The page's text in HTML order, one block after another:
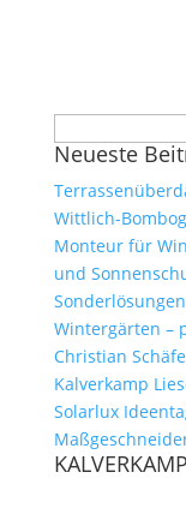
nach:
Neueste
Wittlich-
Monteur für
und
Wintergärten –
Christian
Kalverkamp
Solarlux